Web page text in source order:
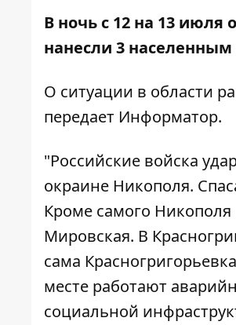
В ночь с 12 на 13 июля
нанесли 3
О ситуации в области
передает Информатор.
"Российские войска
окраине Никополя.
Кроме самого
Мировская. В
сама
месте работают
социальной